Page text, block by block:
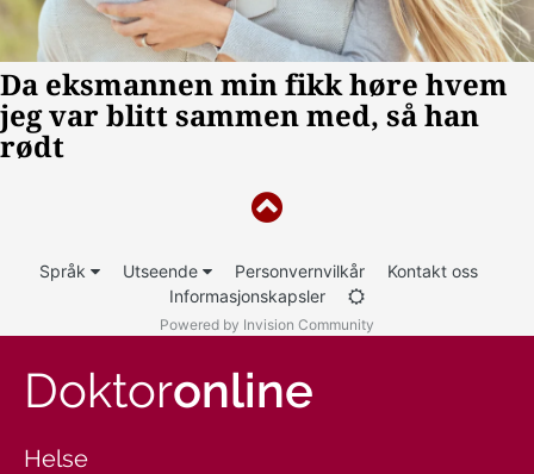
Språk Utseende Personvernvilkår
Kontakt oss
Informasjonskapsler
Powered by Invision Community
Doktoronline
Helse